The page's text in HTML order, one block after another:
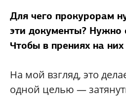
Для чего прокурорам
эти документы? Нужно
Чтобы в прениях на них
На мой взгляд, это
одной целью —